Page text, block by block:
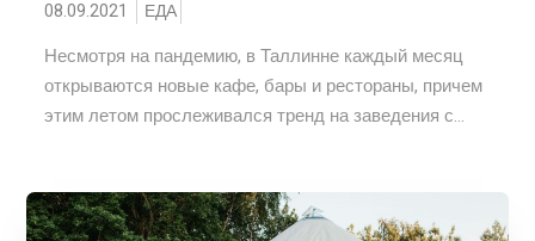
08.09.2021 ЕДА
Несмотря на пандемию, в Таллинне каждый месяц
открываются новые кафе, бары и рестораны, причем
этим летом прослеживался тренд на заведения с...